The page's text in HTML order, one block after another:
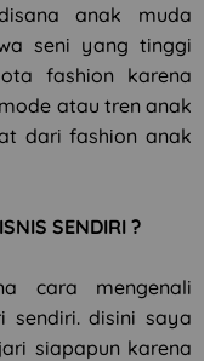
anak muda
seni yang tinggi
fashion karena
atau tren anak
dari fashion anak
SENDIRI ?
cara mengenali
sendiri. disini saya
siapapun karena